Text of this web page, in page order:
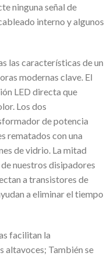
ninguna señal de
interno y algunos
las características de un
modernas clave. El
LED directa que
Los dos
de potencia
rematados con una
de vidrio. La mitad
nuestros disipadores
a transistores de
a eliminar el tiempo
facilitan la
También se